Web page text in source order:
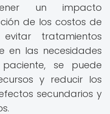
un impacto
de los costos de
tratamientos
en las necesidades
se puede
y reducir los
secundarios y